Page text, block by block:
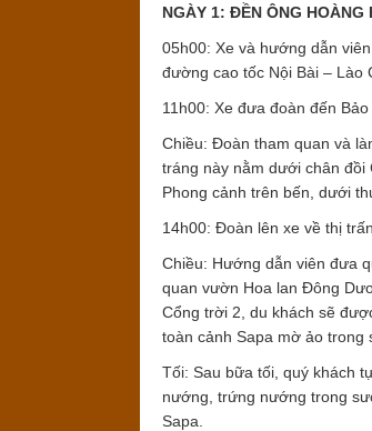
NGÀY 1: ĐỀN ÔNG HOÀNG
05h00: Xe và hướng dẫn
đường cao tốc Nội Bài – Lào
11h00: Xe đưa đoàn đến
Chiều: Đoàn tham quan và
tráng này nằm dưới chân đồi
Phong cảnh trên bến, dưới
14h00: Đoàn lên xe về thị
Chiều: Hướng dẫn viên đưa
quan vườn Hoa lan Đông
Cổng trời 2, du khách sẽ
toàn cảnh Sapa mờ ảo trong
Tối: Sau bữa tối, quý khách
nướng, trứng nướng trong
Sapa.
Họ